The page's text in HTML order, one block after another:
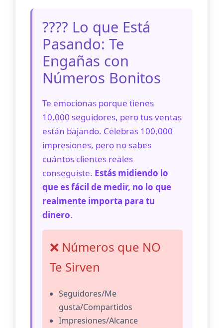
???? Lo que Está
Pasando: Te
Engañas con
Números Bonitos
Te emocionas porque tienes
10,000 seguidores, pero tus ventas
están bajando. Celebras 100,000
impresiones, pero no sabes
cuántos clientes reales
conseguiste. Estás midiendo lo
que es fácil de medir, no lo que
realmente importa para tu
dinero.
❌ Números que NO
Te Sirven
Seguidores/Me
gusta/Compartidos
Impresiones/Alcance